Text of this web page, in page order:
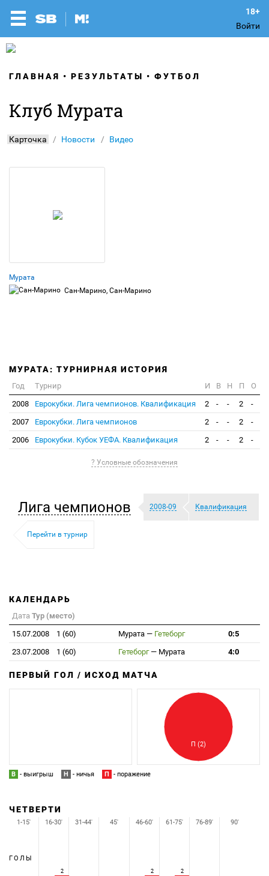
Войти
ГЛАВНАЯ РЕЗУЛЬТАТЫ ФУТБОЛ
Клуб Мурата
Карточка Новости Видео
Мурата
Сан-Марино, Сан-Марино
МУРАТА: ТУРНИРНАЯ ИСТОРИЯ
Год Турнир И В Н П
О
2008
Еврокубки. Лига чемпионов. Квалификация 2 - - 2
-
2007
Еврокубки. Лига чемпионов 2 - - 2
-
2006
Еврокубки. Кубок УЕФА. Квалификация 2 - - 2 -
? Условные обозначения
Лига чемпионов 2008-09 Квалификация
Перейти в турнир
КАЛЕНДАРЬ
Дата Тур (место)
15.07.2008
1 (60) Мурата — Гетеборг
0:5
23.07.2008
1 (60) Гетеборг— Мурата 4:0
ПЕРВЫЙ ГОЛ / ИСХОД МАТЧА
П (2)
В - выигрыш Н - ничья П - поражение
ЧЕТВЕРТИ
ГОЛЫ
2 2 2
1-15' 16-30' 31-44' 45' 46-60' 61-75' 76-89' 90'